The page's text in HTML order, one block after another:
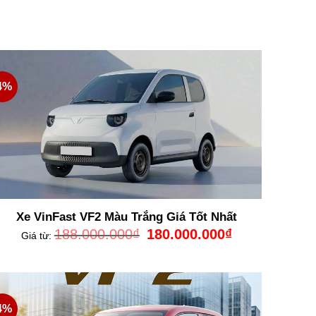
Xe VinFast VF2 Màu Trắng Giá Tốt Nhất
Giá từ:188.000.000₫
Giá
gốc
180.000.000₫Giá
hiện
180.000.000₫.